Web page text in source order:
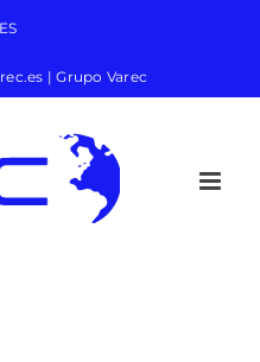
ES
| Grupo Varec